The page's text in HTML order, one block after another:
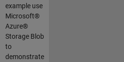
example use
Microsoft®
Azure®
Storage Blob
to
demonstrate